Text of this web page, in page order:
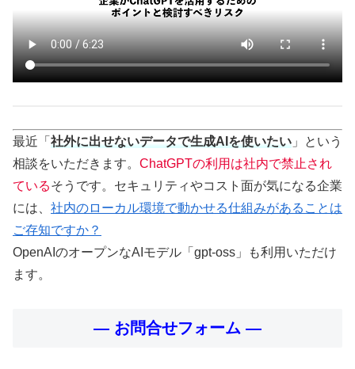
最近「 社外に出せないデータで生成AIを使いたい 」という
相談をいただきます。 ChatGPTの利用は社内で禁止され
ているそうです。セキュリティやコスト面が気になる企業
には、 社内のローカル環境で動かせる仕組みがあることは
ご存知ですか？
OpenAIのオープンなAIモデル「gpt-oss」も利用いただけ
ます。
— お問合せフォーム —